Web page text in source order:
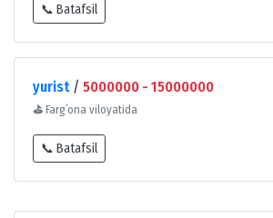
📞 Batafsil
yurist/ 5000000 - 15000000
⛳ Fargʻona viloyatida
📞 Batafsil